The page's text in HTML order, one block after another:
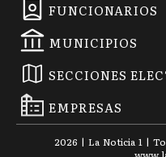
FUNCIONARIOS
MUNICIPIOS
SECCIONES
EMPRESAS
2026 | La Noticia 1 |